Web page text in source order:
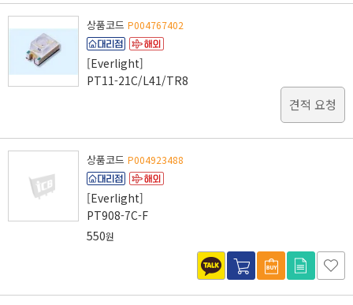
상품코드 P004767402
[Everlight]
PT11-21C/L41/TR8
견적 요청
상품코드 P004923488
[Everlight]
PT908-7C-F
550원